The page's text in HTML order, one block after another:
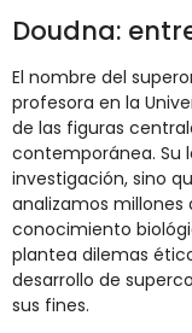
Doudna:
El nombre del
profesora en la
de las figuras
contemporánea. Su
investigación, sino
analizamos
conocimiento
plantea dilemas
desarrollo de
sus fines.